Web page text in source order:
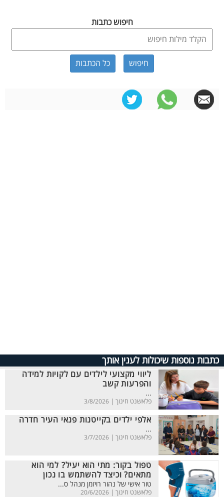
חיפוש כתבות
כל הכתבות
כתבות נוספות שיכולות לענין אותך
ליווי מקצועי לילדים עם לקויות למידה
והפרעות קשב
...
פלאשנט חינוך | 3/8/2026
אלפי ילדים בקייטנות פנאי העיר חדרה
...
פלאשנט חינוך | 3/7/2026
טפול בקור: מתי הוא יעיל? למי הוא
מתאים? וכיצד להשתמש בו נכון
טור אישי של נהור רויזמן מנהל ס...
פלאשנט חינוך | 20/6/2026